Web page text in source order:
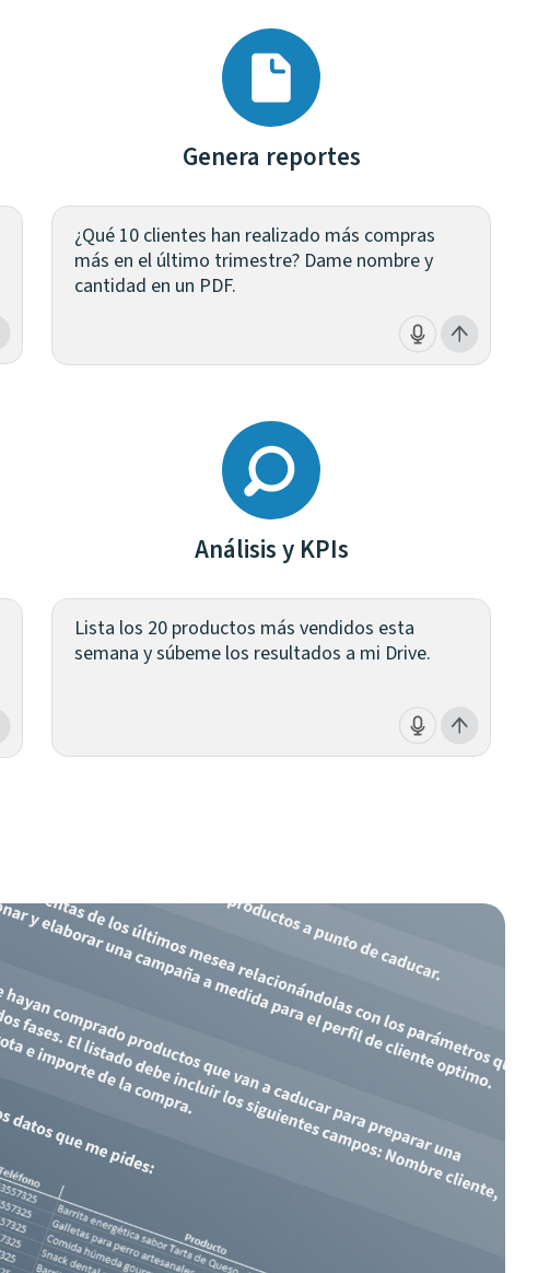
Genera reportes
¿Qué 10 clientes han realizado más compras
más en el último trimestre? Dame nombre y
cantidad en un PDF.
Análisis y KPIs
Lista los 20 productos más vendidos esta
semana y súbeme los resultados a mi Drive.